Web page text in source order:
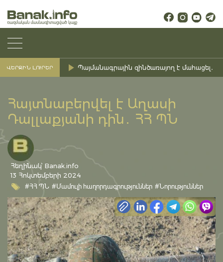
ՎԵՐՋԻՆ ԼՈՒՐԵՐ Պայմանագրային զինծառայող է մահացել․
Հայտնաբերվել է Աղասի
Դալլաքյանի դին․ ՀՀ ՊՆ
Հեղինակ՝ Banak.info
13 Հոկտեմբերի 2024
#ՀՀ ՊՆ #Մամուլի հաղորդագրություններ #Նորություններ